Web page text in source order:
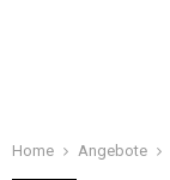
Home Angebote